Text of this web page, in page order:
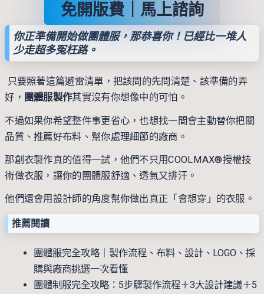
免開版費｜馬上諮詢
你正準備開始做團體服，那恭喜你！已經比一堆人
少走超多冤枉路。
只要照著這篇避雷清單，把該問的先問清楚、該準備的弄
好， 團體服製作其實沒有你想像中的可怕。
不過如果你希望整件事更省心，也想找一間會主動替你把關
品質、推薦好布料、幫你處理細節的廠商。
那創衣製作真的值得一試，他們不只用COOLMAX®授權技
術做衣服，讓你的團體服舒適、透氣又排汗。
他們還會用設計師的角度幫你做出真正「會想穿」的衣服。
推薦閱讀
團體服完全攻略｜製作流程、布料、設計、LOGO、採
購與廠商挑選一次看懂
團體制服完全攻略：5步驟製作流程＋3大設計建議＋5